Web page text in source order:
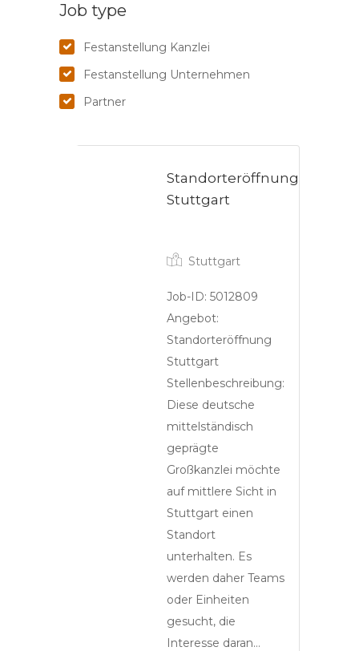
Job type
Festanstellung Kanzlei
Festanstellung Unternehmen
Partner
Standorteröffnung
Stuttgart
Stuttgart
Job-ID: 5012809
Angebot:
Standorteröffnung
Stuttgart
Stellenbeschreibung:
Diese deutsche
mittelständisch
geprägte
Großkanzlei möchte
auf mittlere Sicht in
Stuttgart einen
Standort
unterhalten. Es
werden daher Teams
oder Einheiten
gesucht, die
Interesse daran…